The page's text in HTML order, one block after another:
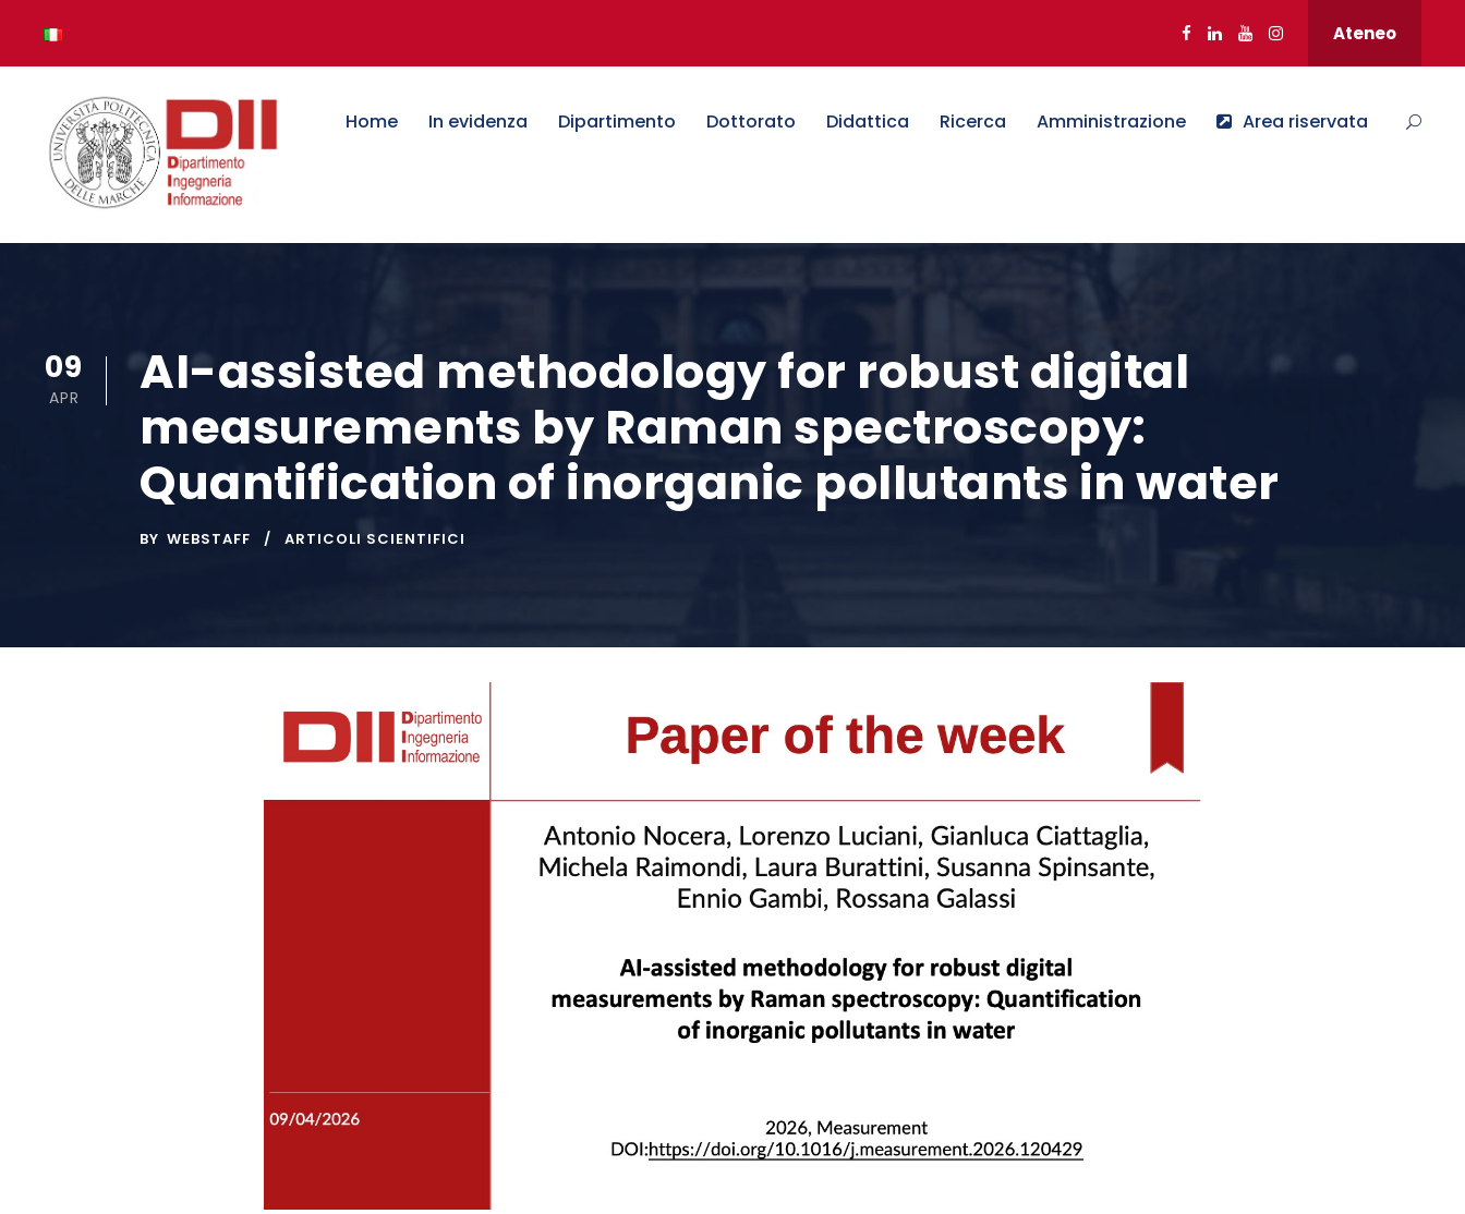
Ateneo
Home In evidenza Dipartimento Dottorato Didattica Ricerca Amministrazione Area riservata
09
APR
AI-assisted methodology for robust digital
measurements by Raman spectroscopy:
Quantification of inorganic pollutants in water
BY WEBSTAFF ARTICOLI SCIENTIFICI